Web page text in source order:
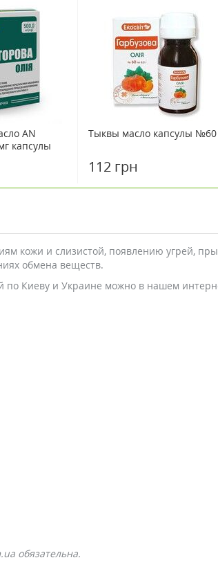
AN
капсулы
Тыквы масло капсулы №60
112 грн
кожи и слизистой, появлению угрей,
обмена веществ.
по Киеву и Украине можно в нашем
обязательна.